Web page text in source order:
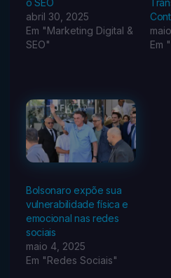
abril 30, 2025
Em "Marketing Digital &
SEO"
Em
Bolsonaro expõe sua
vulnerabilidade física e
emocional nas redes
sociais
maio 4, 2025
Em "Redes Sociais"